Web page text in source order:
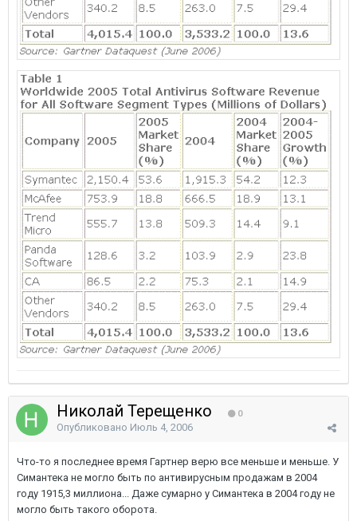
Николай Терещенко 0
Опубликовано Июль 4, 2006
Что-то я последнее время Гартнер верю все меньше и меньше. У
Симантека не могло быть по антивирусным продажам в 2004
году 1915,3 миллиона... Даже сумарно у Симантека в 2004 году не
могло быть такого оборота.